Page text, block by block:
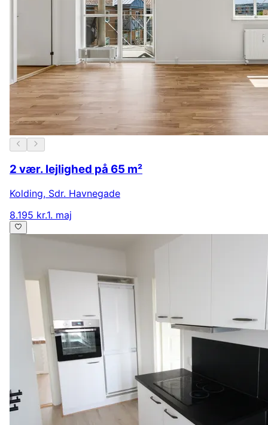
2 vær. lejlighed på 65 m²
Kolding, Sdr. Havnegade
8.195 kr.1. maj